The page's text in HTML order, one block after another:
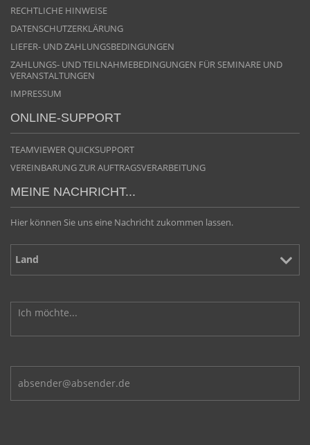
RECHTLICHE HINWEISE
DATENSCHUTZERKLÄRUNG
LIEFER- UND ZAHLUNGSBEDINGUNGEN
ZAHLUNGS- UND TEILNAHMEBEDINGUNGEN FÜR SEMINARE UND
VERANSTALTUNGEN
IMPRESSUM
ONLINE-SUPPORT
TEAMVIEWER QUICKSUPPORT
VEREINBARUNG ZUR AUFTRAGSVERARBEITUNG
MEINE NACHRICHT...
Hier können Sie uns eine Nachricht zukommen lassen.